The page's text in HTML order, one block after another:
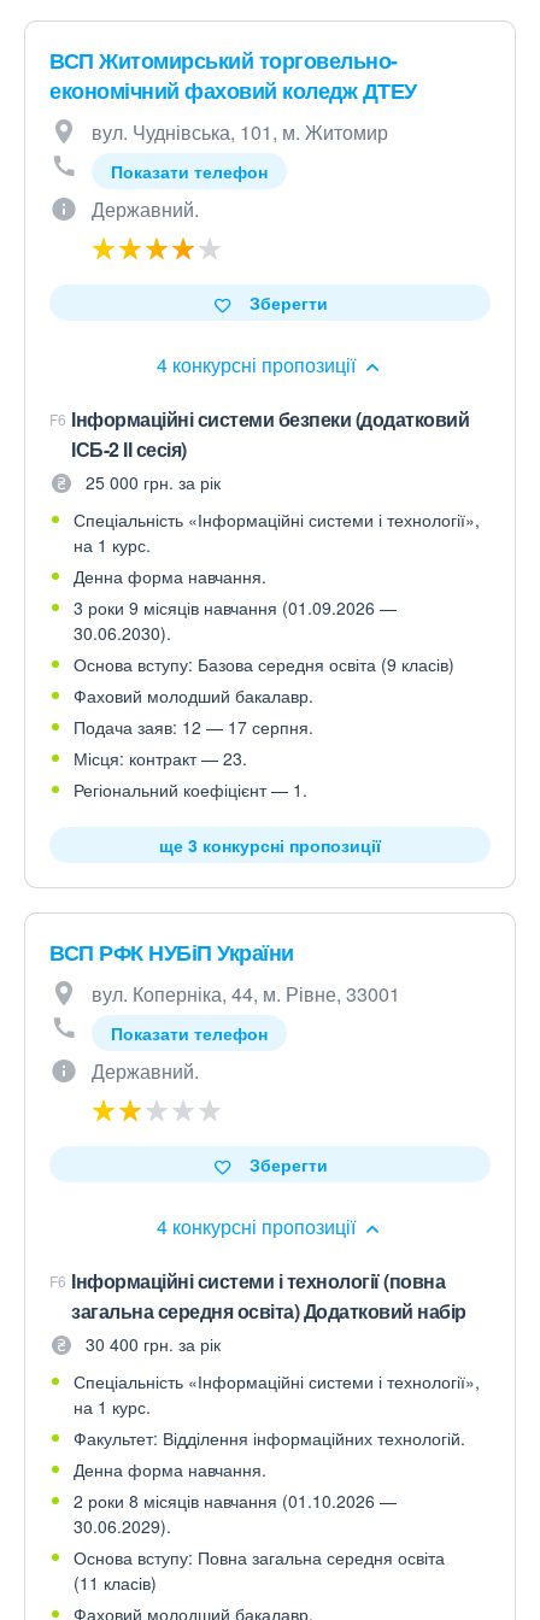
ВСП Житомирський торговельно-
економічний фаховий коледж ДТЕУ
вул. Чуднівська, 101, м. Житомир
Показати телефон
Державний.
4 конкурсні пропозиції
Зберегти
F6 Інформаційні системи безпеки (додатковий
ІСБ-2 ІІ сесія)
25 000 грн. за рік
Спеціальність «Інформаційні системи і технології»,
на 1 курс.
Денна форма навчання.
3 роки 9 місяців навчання (01.09.2026 —
30.06.2030).
Основа вступу: Базова середня освіта (9 класів)
Фаховий молодший бакалавр.
Подача заяв: 12 — 17 серпня.
Місця: контракт — 23.
Регіональний коефіцієнт — 1.
ще 3 конкурсні пропозиції
ВСП РФК НУБіП України
вул. Коперніка, 44, м. Рівне, 33001
Показати телефон
Державний.
4 конкурсні пропозиції
Зберегти
F6 Інформаційні системи і технології (повна
загальна середня освіта) Додатковий набір
30 400 грн. за рік
Спеціальність «Інформаційні системи і технології»,
на 1 курс.
Факультет: Відділення інформаційних технологій.
Денна форма навчання.
2 роки 8 місяців навчання (01.10.2026 —
30.06.2029).
Основа вступу: Повна загальна середня освіта
(11 класів)
Фаховий молодший бакалавр.